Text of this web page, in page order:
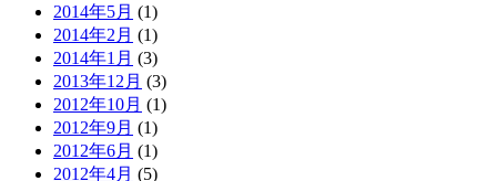
2014年5月 (1)
2014年2月 (1)
2014年1月 (3)
2013年12月 (3)
2012年10月 (1)
2012年9月 (1)
2012年6月 (1)
2012年4月 (5)